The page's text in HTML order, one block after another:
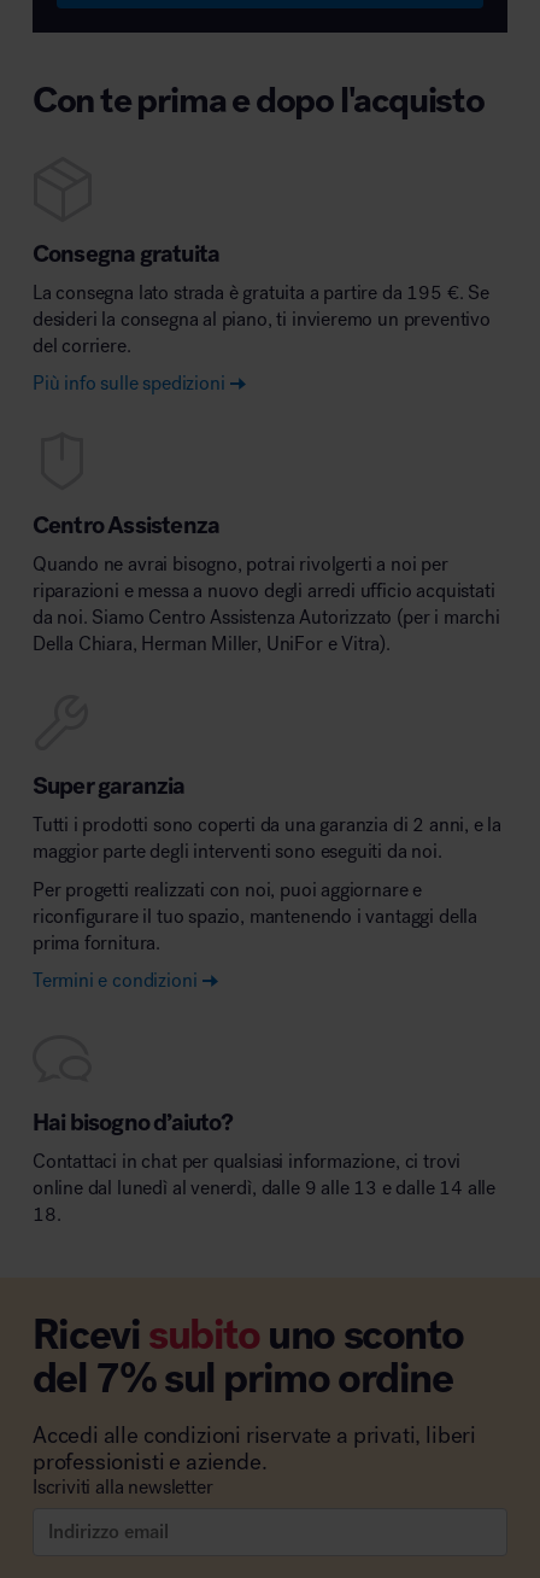
Con te prima e dopo l'acquisto
Consegna gratuita
La consegna lato strada è gratuita a partire da 195 €. Se
desideri la consegna al piano, ti invieremo un preventivo
del corriere.
Più info sulle spedizioni
Centro Assistenza
Quando ne avrai bisogno, potrai rivolgerti a noi per
riparazioni e messa a nuovo degli arredi ufficio acquistati
da noi. Siamo Centro Assistenza Autorizzato (per i marchi
Della Chiara, Herman Miller, UniFor e Vitra).
Super garanzia
Tutti i prodotti sono coperti da una garanzia di 2 anni, e la
maggior parte degli interventi sono eseguiti da noi.
Per progetti realizzati con noi, puoi aggiornare e
riconfigurare il tuo spazio, mantenendo i vantaggi della
prima fornitura.
Termini e condizioni
Hai bisogno d’aiuto?
Contattaci in chat per qualsiasi informazione, ci trovi
online dal lunedì al venerdì, dalle 9 alle 13 e dalle 14 alle
18.
Ricevisubitouno sconto
del 7% sul primo ordine
Accedi alle condizioni riservate a privati, liberi
professionisti e aziende.
Iscriviti alla newsletter